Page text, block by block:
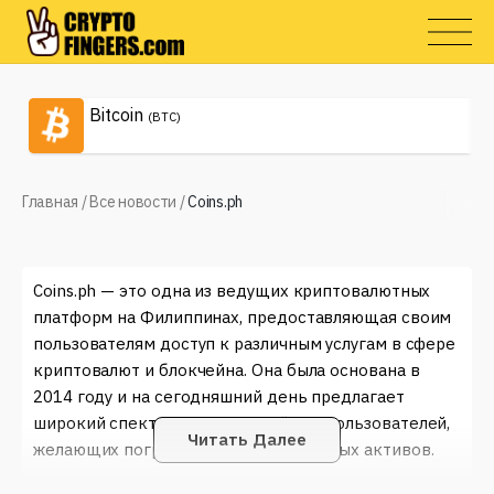
Bitcoin (BTC)
Главная /Все новости /Coins.ph
Coins.ph — это одна из ведущих криптовалютных
платформ на Филиппинах, предоставляющая своим
пользователям доступ к различным услугам в сфере
криптовалют и блокчейна. Она была основана в
2014 году и на сегодняшний день предлагает
широкий спектр возможностей для пользователей,
желающих погрузиться в мир цифровых активов.
Читать Далее